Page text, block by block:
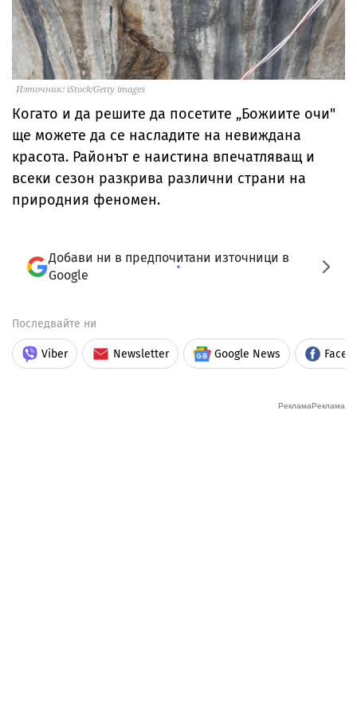
Източник: iStock/Getty images
Когато и да решите да посетите „Божиите очи"
ще можете да се насладите на невиждана
красота. Районът е наистина впечатляващ и
всеки сезон разкрива различни страни на
природния феномен.
Добави ни в предпочитани източници в
Google
Последвайте ни
Viber Newsletter Google News